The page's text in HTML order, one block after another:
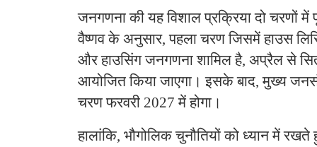
जनगणना की यह विशाल प्रक्रिया दो चरणों में
वैष्णव के अनुसार, पहला चरण जिसमें हाउस
और हाउसिंग जनगणना शामिल है, अप्रैल से
आयोजित किया जाएगा। इसके बाद, मुख्य
चरण फरवरी 2027 में होगा।
हालांकि, भौगोलिक चुनौतियों को ध्यान में रखते